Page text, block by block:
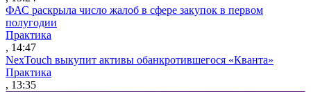
ФАС раскрыла число жалоб в сфере закупок в первом
полугодии
Практика
, 14:47
NexTouch выкупит активы обанкротившегося «Кванта»
Практика
, 13:35